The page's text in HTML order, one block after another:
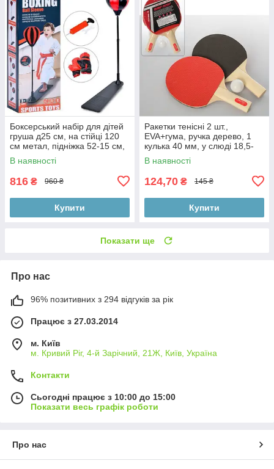
Боксерський набір для дітей
груша д25 см, на стійці 120
см метал, підніжка 52-15 см,
насос
В наявності
816 ₴ 960 ₴
Купити
Ракетки тенісні 2 шт.,
EVA+гума, ручка дерево, 1
кулька 40 мм, у слюді 18,5-
29-4 см
В наявності
124,70 ₴ 145 ₴
Купити
Показати ще
Про нас
96% позитивних з 294 відгуків за рік
Працює з 27.03.2014
м. Київ
м. Кривий Ріг, 4-й Зарічний, 21Ж, Київ, Україна
Контакти
Сьогодні працює з 10:00 до 15:00
Показати весь графік роботи
Про нас